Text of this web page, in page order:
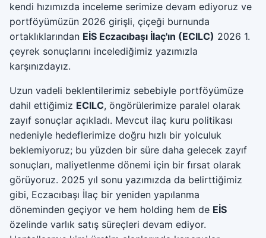
kendi hızımızda inceleme serimize devam ediyoruz ve
portföyümüzün 2026 girişli, çiçeği burnunda
ortaklıklarından EİS Eczacıbaşı İlaç'ın (ECILC) 2026 1.
çeyrek sonuçlarını incelediğimiz yazımızla
karşınızdayız.
Uzun vadeli beklentilerimiz sebebiyle portföyümüze
dahil ettiğimiz ECILC, öngörülerimize paralel olarak
zayıf sonuçlar açıkladı. Mevcut ilaç kuru politikası
nedeniyle hedeflerimize doğru hızlı bir yolculuk
beklemiyoruz; bu yüzden bir süre daha gelecek zayıf
sonuçları, maliyetlenme dönemi için bir fırsat olarak
görüyoruz. 2025 yıl sonu yazımızda da belirttiğimiz
gibi, Eczacıbaşı İlaç bir yeniden yapılanma
döneminden geçiyor ve hem holding hem de EİS
özelinde varlık satış süreçleri devam ediyor.